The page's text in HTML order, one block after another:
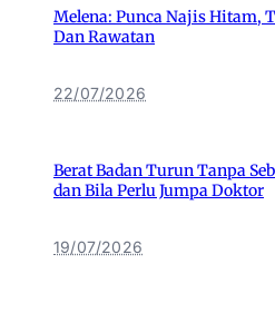
Melena: Punca Najis Hitam,
Dan Rawatan
22/07/2026
Berat Badan Turun Tanpa
dan Bila Perlu Jumpa Doktor
19/07/2026